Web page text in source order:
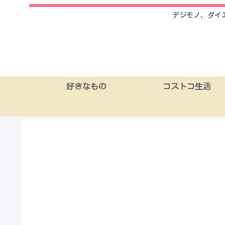
デジモノ、ダイ
好きなもの コストコ生活